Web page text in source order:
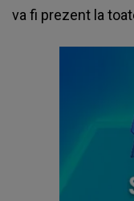
va fi prezent la